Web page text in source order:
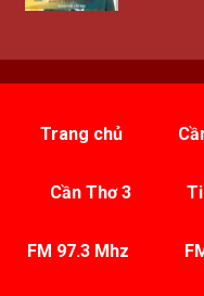
Trang chủ
Cần Thơ 3
FM 97.3 Mhz